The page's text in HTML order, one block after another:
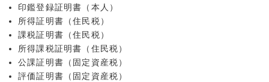
印鑑登録証明書（本人）
所得証明書（住民税）
課税証明書（住民税）
所得課税証明書（住民税）
公課証明書（固定資産税）
評価証明書（固定資産税）